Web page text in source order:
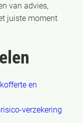
van advies,
juiste moment
en
verzekering